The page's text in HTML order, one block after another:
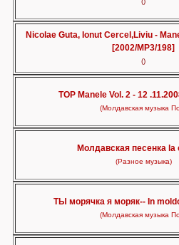
Nicolae Guta, Ionut Cercel,Liviu -
[2002/MP3/198]
()
TOP Manele Vol. 2 - 12
(Молдавская музыка
Молдавская песенка la
(Разное музыка)
ТЫ морячка я моряк-- In
(Молдавская музыка